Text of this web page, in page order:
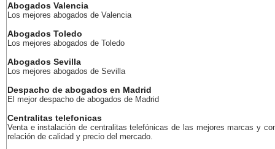
Abogados Valencia
Los mejores abogados de Valencia
Abogados Toledo
Los mejores abogados de Toledo
Abogados Sevilla
Los mejores abogados de Sevilla
Despacho de abogados en Madrid
El mejor despacho de abogados de Madrid
Centralitas telefonicas
Venta e instalación de centralitas telefónicas de las mejores marcas y
relación de calidad y precio del mercado.